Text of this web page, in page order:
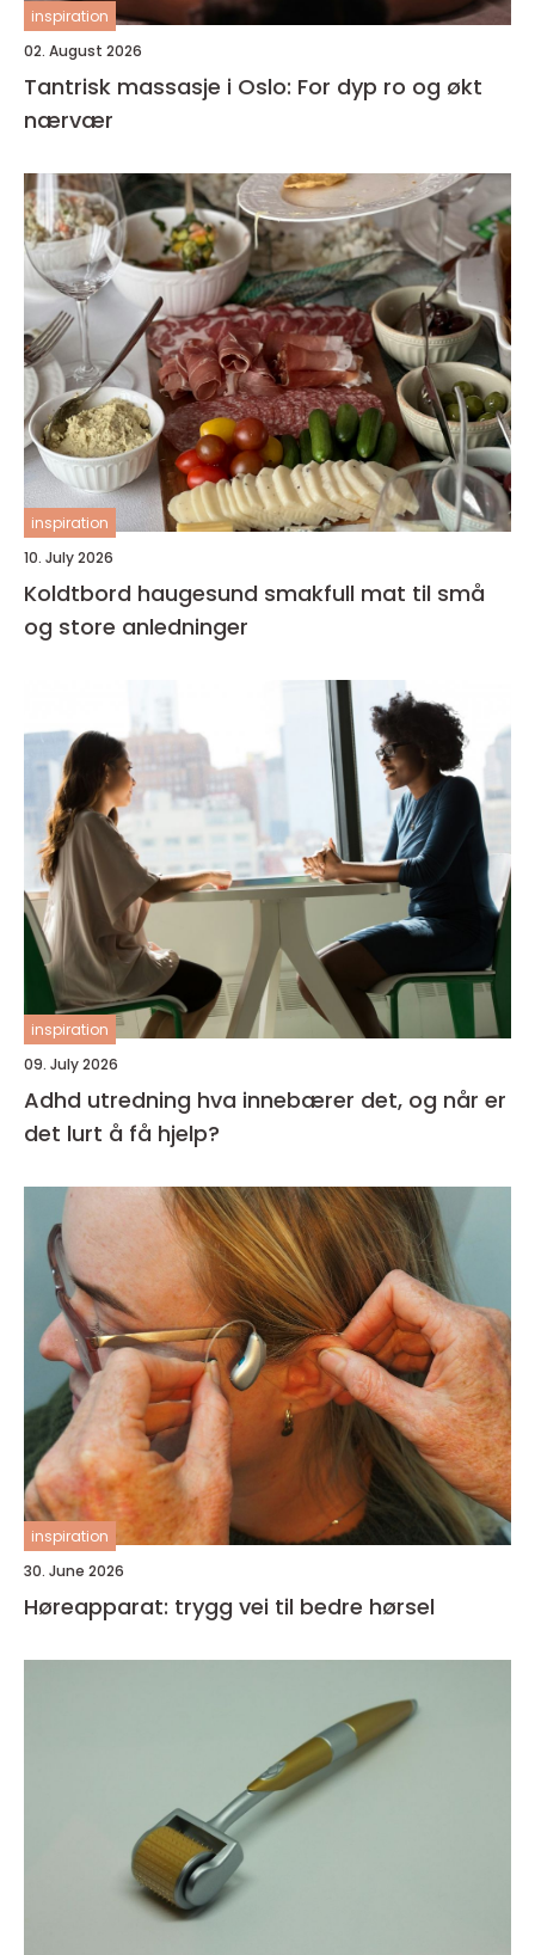
inspiration
02. August 2026
Tantrisk massasje i Oslo: For dyp ro og økt
nærvær
inspiration
10. July 2026
Koldtbord haugesund smakfull mat til små
og store anledninger
inspiration
09. July 2026
Adhd utredning hva innebærer det, og når er
det lurt å få hjelp?
inspiration
30. June 2026
Høreapparat: trygg vei til bedre hørsel